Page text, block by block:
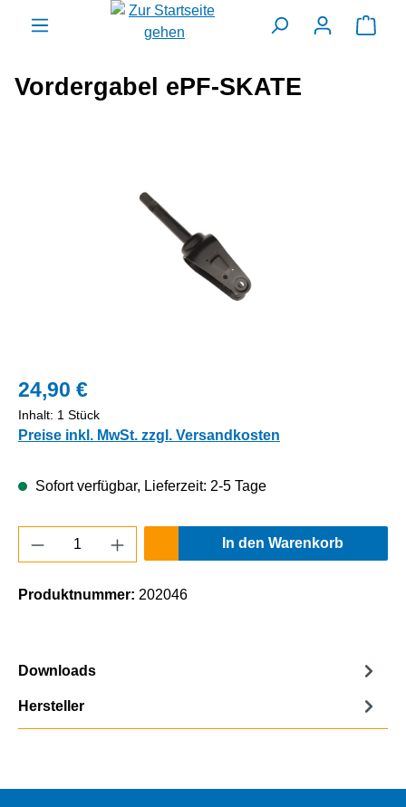
springen
Vordergabel ePF-SKATE
24,90 €
Inhalt: 1 Stück
Preise inkl. MwSt. zzgl. Versandkosten
Sofort verfügbar, Lieferzeit: 2-5 Tage
Produkt Anzahl: Gib den gewünschten
In den Warenkorb
Produktnummer: 202046
Downloads
Hersteller